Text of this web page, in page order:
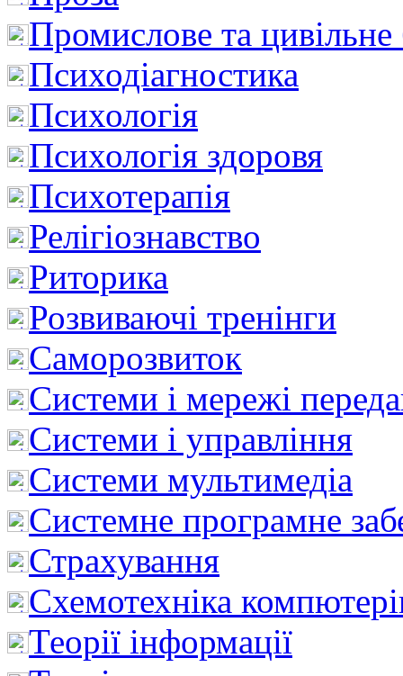
Промислове та цивільне
Психодіагностика
Психологія
Психологія здоровя
Психотерапія
Релігіознавство
Риторика
Розвиваючі тренінги
Саморозвиток
Системи і мережі
Системи і управління
Системи мультимедіа
Системне програмне
Страхування
Схемотехніка
Теорії інформації